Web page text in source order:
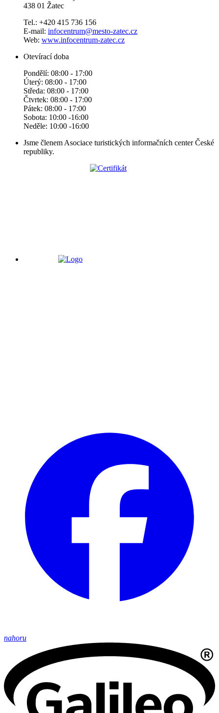
438 01 Žatec
Tel.: +420 415 736 156
E-mail: infocentrum@mesto-zatec.cz
Web: www.infocentrum-zatec.cz
Otevírací doba
Pondělí: 08:00 - 17:00
Úterý: 08:00 - 17:00
Středa: 08:00 - 17:00
Čtvrtek: 08:00 - 17:00
Pátek: 08:00 - 17:00
Sobota: 10:00 -16:00
Neděle: 10:00 -16:00
Jsme členem Asociace turistických informačních center České
republiky.
nahoru